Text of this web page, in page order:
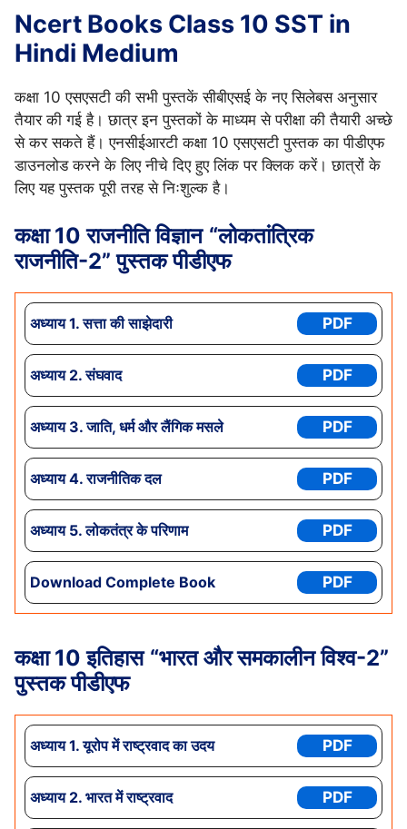
Ncert Books Class 10 SST in
Hindi Medium
कक्षा 10 एसएसटी की सभी पुस्तकें सीबीएसई के नए सिलेबस अनुसार
तैयार की गई है। छात्र इन पुस्तकों के माध्यम से परीक्षा की तैयारी अच्छे
से कर सकते हैं। एनसीईआरटी कक्षा 10 एसएसटी पुस्तक का पीडीएफ
डाउनलोड करने के लिए नीचे दिए हुए लिंक पर क्लिक करें। छात्रों के
लिए यह पुस्तक पूरी तरह से निःशुल्क है।
कक्षा 10राजनीति विज्ञान “लोकतांत्रिक
राजनीति-2” पुस्तक पीडीएफ
अध्याय 1.सत्ता की साझेदारी PDF
अध्याय 2. संघवाद PDF
अध्याय 3. जाति, धर्म और लैंगिक मसले PDF
अध्याय4. राजनीतिक दल PDF
अध्याय 5. लोकतंत्र के परिणाम PDF
Download Complete Book PDF
कक्षा 10इतिहास “भारत और समकालीन विश्व-2”
पुस्तक पीडीएफ
अध्याय 1.यूरोप में राष्ट्रवाद का उदय PDF
अध्याय 2. भारत में राष्ट्रवाद PDF